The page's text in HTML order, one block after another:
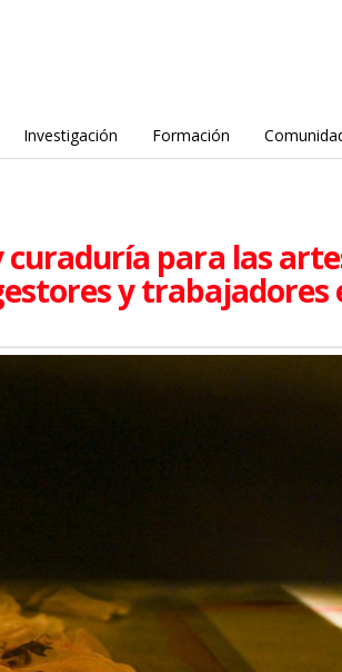
Investigación Formación
para las
y trabajadores